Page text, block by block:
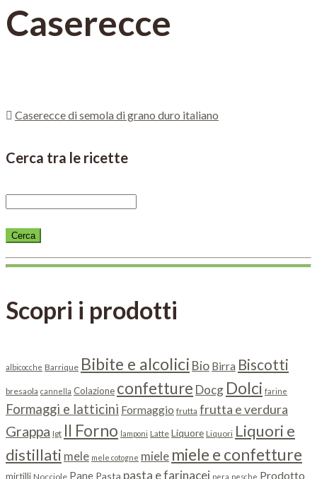
Caserecce
Caserecce di semola di grano duro italiano
Cerca tra le ricette
Scopri i prodotti
albicocche Barrique Bibite e alcolici Bio Birra Biscotti
bresaola cannella Colazione confetture Docg Dolci farine
Formaggi e latticini Formaggio frutta frutta e verdura
Grappa Igt Il Forno lamponi Latte Liquore Liquori Liquori e
distillati mele mele cotogne miele miele e confetture
mirtilli Nocciole Pane Pasta pasta e farinacei pera pesche Prodotto